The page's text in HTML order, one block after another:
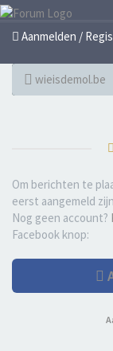
Aanmelden /
wieisdemol.be
Om berichten te
eerst aangemeld
Nog geen account?
Facebook knop: